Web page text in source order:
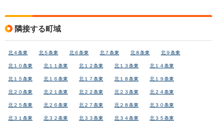
隣接する町域
北４条東 北５条東 北６条東 北７条東 北８条東 北９条東
北１０条東 北１１条東 北１２条東 北１３条東 北１４条東
北１５条東 北１６条東 北１７条東 北１８条東 北１９条東
北２０条東 北２１条東 北２２条東 北２３条東 北２４条東
北２５条東 北２６条東 北２７条東 北２８条東 北３０条東
北３１条東 北３２条東 北３３条東 北３４条東 北３５条東